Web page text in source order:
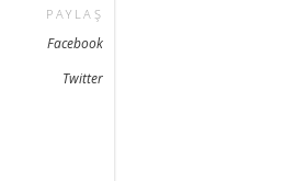
PAYLAŞ
Facebook
Twitter